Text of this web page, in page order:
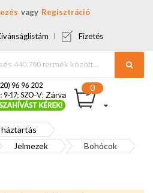
Regisztráció
Fizetés
Jelmezek Bohócok